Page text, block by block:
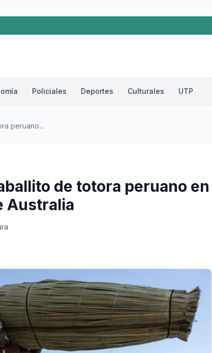
Policiales Deportes Culturales UTP
peruano...
de totora peruano en
Australia